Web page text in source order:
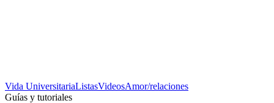
Vida UniversitariaListasVideosAmor/relaciones
Guías y tutoriales